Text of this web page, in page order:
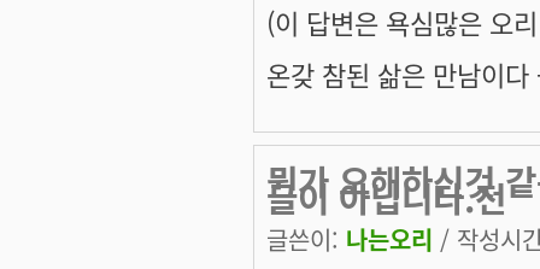
(이 답변은 욕심많은 오
온갖 참된 삶은 만남이
뭔가 오해하신것
글이 아닙니다.전
글쓴이: 나는오리 / 작성시